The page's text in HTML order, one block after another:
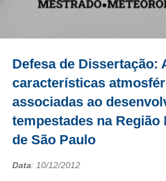
Defesa de Dissertação:
características
associadas ao
tempestades na Região
de São Paulo
Data: 10/12/2012